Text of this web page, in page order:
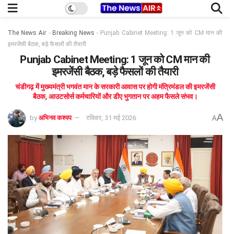
The News Air - Breaking News - Punjab Cabinet Meeting: 1 जून को CM मान की
इमरजेंसी बैठक, बड़े फैसलों की तैयारी
Punjab Cabinet Meeting: 1 जून को CM मान की
इमरजेंसी बैठक, बड़े फैसलों की तैयारी
चंडीगढ़ में मुख्यमंत्री भगवंत मान के सरकारी आवास पर होगी मंत्रिमंडल की इमरजेंसी
बैठक, आउटसोर्स कर्मचारियों और डीए भुगतान पर अहम फैसले संभव।
by अभिनव कश्यप रविवार, 31 मई 2026 AA